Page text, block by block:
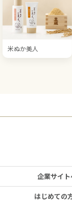
米ぬか美人
企業サイ
はじめての